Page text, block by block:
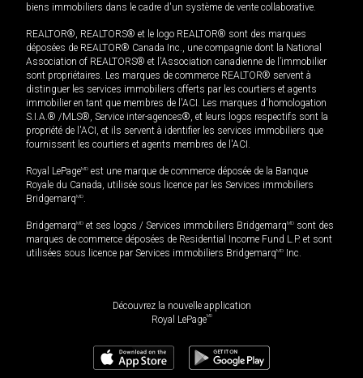
biens immobiliers dans le cadre d'un système de vente collaborative.
REALTOR®, REALTORS® et le logo REALTOR® sont des marques
déposées de REALTOR® Canada Inc., une compagnie dont la National
Association of REALTORS® et l'Association canadienne de l’immobilier
sont propriétaires. Les marques de commerce REALTOR® servent à
distinguer les services immobiliers offerts par les courtiers et agents
immobilier en tant que membres de l'ACI. Les marques d'homologation
S.I.A.® /MLS®, Service inter-agences®, et leurs logos respectifs sont la
propriété de l'ACI, et ils servent à identifier les services immobiliers que
fournissent les courtiers et agents membres de l'ACI.
Royal LePageMD est une marque de commerce déposée de la Banque
Royale du Canada, utilisée sous licence par les Services immobiliers
BridgemarqMD.
BridgemarqMD et ses logos / Services immobiliers BridgemarqMD sont des
marques de commerce déposées de Residential Income Fund L.P. et sont
utilisées sous licence par Services immobiliers BridgemarqMD Inc.
Découvrez la nouvelle application
Royal LePageMD